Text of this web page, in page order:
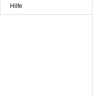
Hilfe